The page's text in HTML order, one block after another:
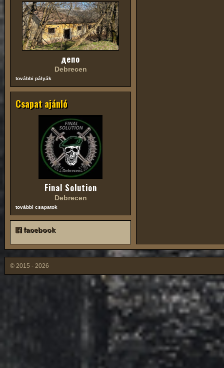
депо
Debrecen
további pályák
Csapat ajánló
Final Solution
Debrecen
további csapatok
facebook
© 2015 - 2026